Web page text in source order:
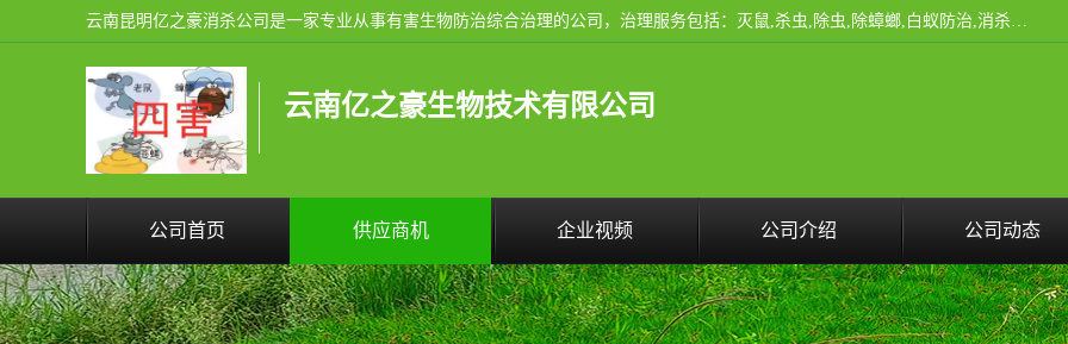
云南昆明亿之豪消杀公司是一家专业从事有害生物防治综合治理的公司，治理服务包括：灭鼠,杀虫,除虫,除蟑螂,白蚁防治,消杀等；安全环保,快速上门,价格透明,完善的售后服务,不影响您的生活工作。
云南亿之豪生物技术有限公司
公司首页 供应商机 企业视频 公司介绍 公司动态